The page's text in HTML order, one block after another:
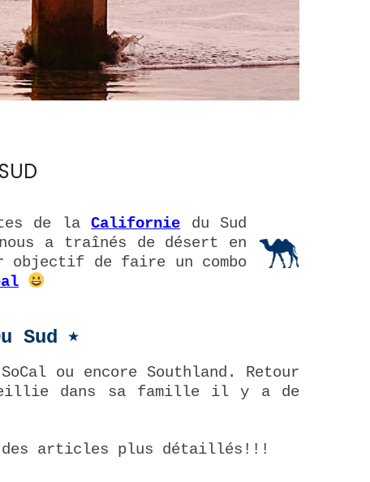
de laCalifornie du Sud
a traînés de désert en
objectif de faire un combo
Sud ⭒
ou encore Southland. Retour
dans sa famille il y a de
des articles plus détaillés!!!